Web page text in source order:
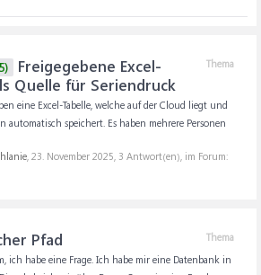
Thema
Freigegebene Excel-
Quelle für Seriendruck
eine Excel-Tabelle, welche auf der Cloud liegt und
automatisch speichert. Es haben mehrere Personen
23. November 2025 , 3 Antwort(en), im Forum:
Thema
Pfad
ich habe eine Frage. Ich habe mir eine Datenbank in